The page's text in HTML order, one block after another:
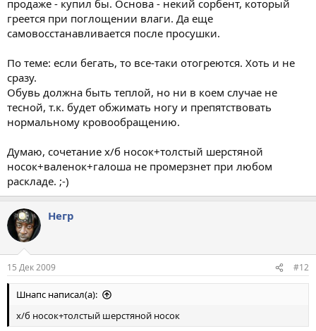
продаже - купил бы. Основа - некий сорбент, который
греется при поглощении влаги. Да еще
самовосстанавливается после просушки.
По теме: если бегать, то все-таки отогреются. Хоть и не
сразу.
Обувь должна быть теплой, но ни в коем случае не
тесной, т.к. будет обжимать ногу и препятствовать
нормальному кровообращению.
Думаю, сочетание х/б носок+толстый шерстяной
носок+валенок+галоша не промерзнет при любом
раскладе. ;-)
Негр
15 Дек 2009 #12
Шнапс написал(а):
х/б носок+толстый шерстяной носок